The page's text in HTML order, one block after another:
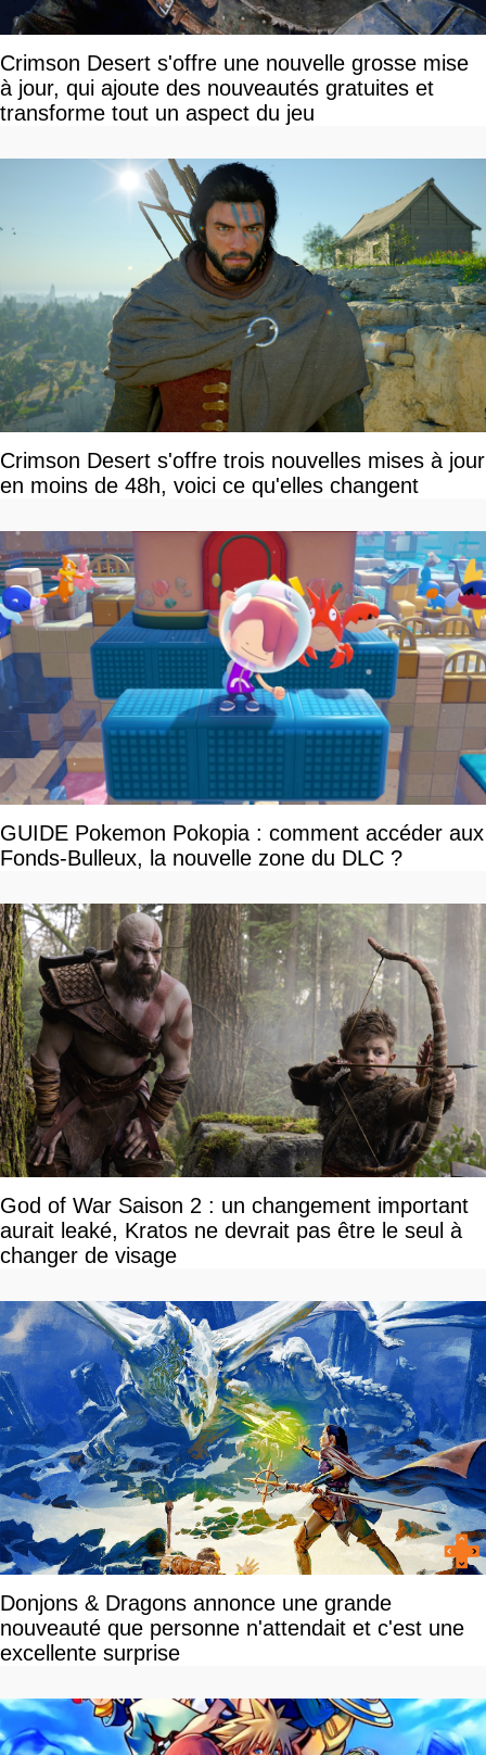
Crimson Desert s'offre une nouvelle grosse mise
à jour, qui ajoute des nouveautés gratuites et
transforme tout un aspect du jeu
Crimson Desert s'offre trois nouvelles mises à jour
en moins de 48h, voici ce qu'elles changent
GUIDE Pokemon Pokopia : comment accéder aux
Fonds-Bulleux, la nouvelle zone du DLC ?
God of War Saison 2 : un changement important
aurait leaké, Kratos ne devrait pas être le seul à
changer de visage
Donjons & Dragons annonce une grande
nouveauté que personne n'attendait et c'est une
excellente surprise